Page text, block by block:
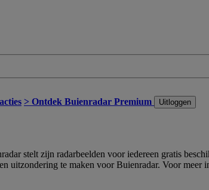
> Ontdek Buienradar Premium Uitloggen
stelt zijn radarbeelden voor iedereen gratis
uitzondering te maken voor Buienradar. Voor meer